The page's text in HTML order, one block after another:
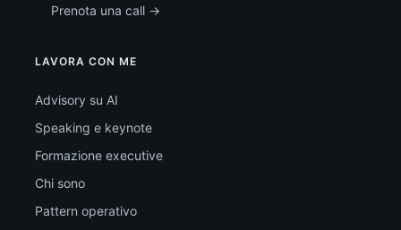
Prenota una call →
LAVORA CON ME
Advisory su AI
Speaking e keynote
Formazione executive
Chi sono
Pattern operativo